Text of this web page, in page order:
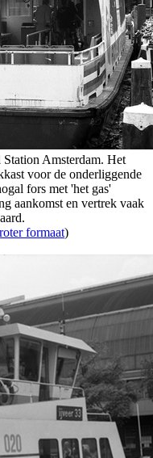
Station Amsterdam. Het
voor de onderliggende
fors met 'het gas'
aankomst en vertrek vaak
formaat)